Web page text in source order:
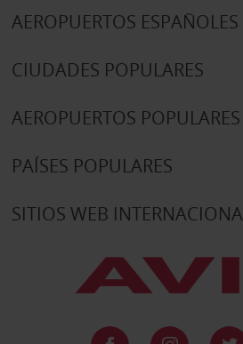
AEROPUERTOS
CIUDADES POPULARES
AEROPUERTOS POPULARES
PAÍSES POPULARES
SITIOS WEB